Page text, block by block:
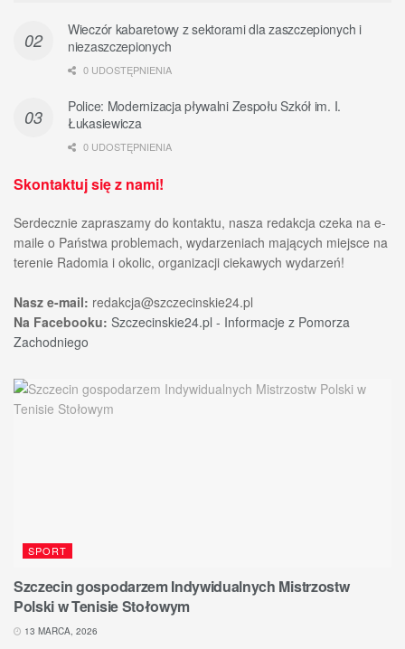
Wieczór kabaretowy z sektorami dla zaszczepionych i
niezaszczepionych
0 UDOSTĘPNIENIA
Police: Modernizacja pływalni Zespołu Szkół im. I.
Łukasiewicza
0 UDOSTĘPNIENIA
Skontaktuj się z nami!
Serdecznie zapraszamy do kontaktu, nasza redakcja czeka na e-
maile o Państwa problemach, wydarzeniach mających miejsce na
terenie Radomia i okolic, organizacji ciekawych wydarzeń!
Nasz e-mail: redakcja@szczecinskie24.pl
Na Facebooku: Szczecinskie24.pl - Informacje z Pomorza
Zachodniego
SPORT
Szczecin gospodarzem Indywidualnych Mistrzostw
Polski w Tenisie Stołowym
13 MARCA, 2026